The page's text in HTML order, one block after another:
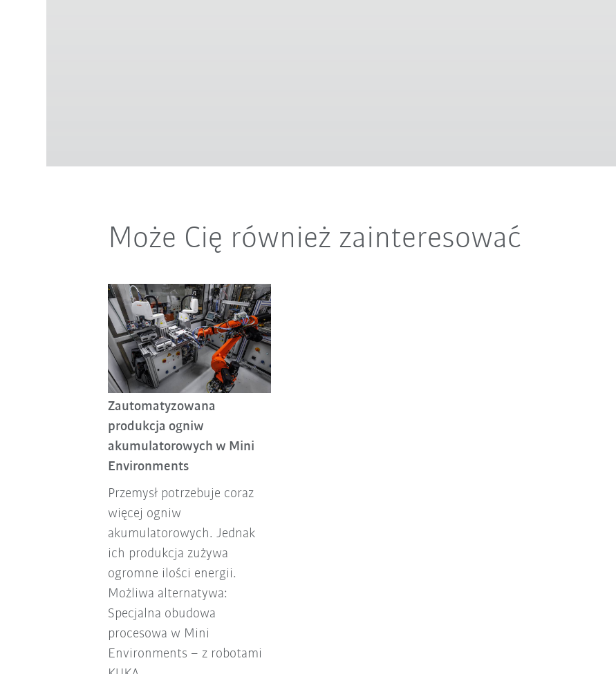
Może Cię również zainteresować
Zautomatyzowana
produkcja ogniw
akumulatorowych w Mini
Environments
Przemysł potrzebuje coraz
więcej ogniw
akumulatorowych. Jednak
ich produkcja zużywa
ogromne ilości energii.
Możliwa alternatywa:
Specjalna obudowa
procesowa w Mini
Environments – z robotami